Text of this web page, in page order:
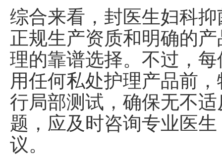
综合来看，封医生妇科
正规生产资质和明确的
理的靠谱选择。不过，
用任何私处护理产品前
行局部测试，确保无不
题，应及时咨询专业医
议。